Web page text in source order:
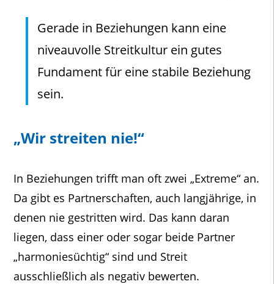
Gerade in Beziehungen kann eine
niveauvolle Streitkultur ein gutes
Fundament für eine stabile Beziehung
sein.
„Wir streiten nie!“
In Beziehungen trifft man oft zwei „Extreme“ an.
Da gibt es Partnerschaften, auch langjährige, in
denen nie gestritten wird. Das kann daran
liegen, dass einer oder sogar beide Partner
„harmoniesüchtig“ sind und Streit
ausschließlich als negativ bewerten.